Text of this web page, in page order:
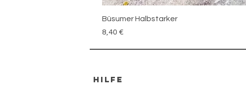
Büsumer Halbstarker
Preis
8,40 €
HILFE